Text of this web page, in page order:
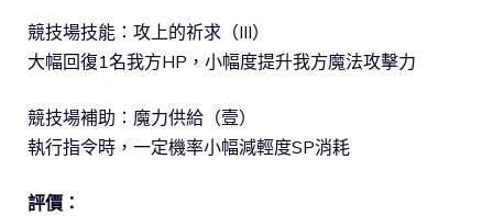
競技場技能：攻上的祈求（III）
大幅回復1名我方HP，小幅度提升我方魔法攻擊力
競技場補助：魔力供給（壹）
執行指令時，一定機率小幅減輕度SP消耗
評價：